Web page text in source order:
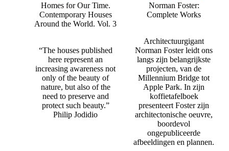
Homes for Our Time.
Contemporary Houses
Around the World. Vol. 3
“The houses published
here represent an
increasing awareness not
only of the beauty of
nature, but also of the
need to preserve and
protect such beauty.”
Philip Jodidio
Norman Foster:
Complete Works
Architectuurgigant
Norman Foster leidt ons
langs zijn belangrijkste
projecten, van de
Millennium Bridge tot
Apple Park. In zijn
koffietafelboek
presenteert Foster zijn
architectonische oeuvre,
boordevol
ongepubliceerde
afbeeldingen en plannen.